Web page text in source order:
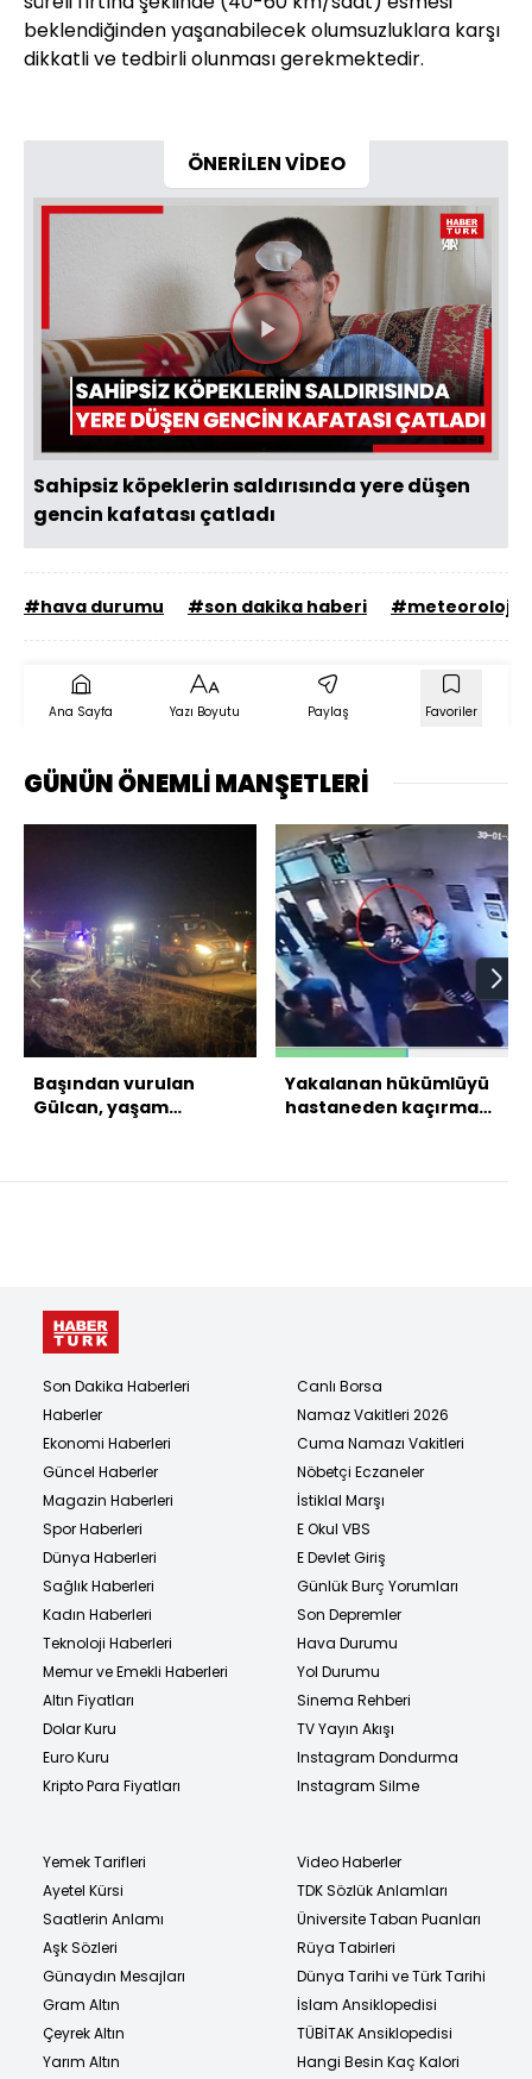
beklendiğinden yaşanabilecek olumsuzluklara karşı
dikkatli ve tedbirli olunması gerekmektedir.
ÖNERİLEN VİDEO
Videoyu
Oynat
Sahipsiz köpeklerin saldırısında yere düşen
gencin kafatası çatladı
#hava durumu #son dakika haberi #meteoroloji
Ana Sayfa Yazı Boyutu Paylaş Favoriler
GÜNÜN ÖNEMLİ MANŞETLERİ
Başından vurulan
Gülcan, yaşam
Yakalanan hükümlüyü
hastaneden kaçırmak
Son Dakika Haberleri
Haberler
Ekonomi Haberleri
Güncel Haberler
Magazin Haberleri
Spor Haberleri
Dünya Haberleri
Sağlık Haberleri
Kadın Haberleri
Teknoloji Haberleri
Memur ve Emekli Haberleri
Altın Fiyatları
Dolar Kuru
Euro Kuru
Kripto Para Fiyatları
Canlı Borsa
Namaz Vakitleri 2026
Cuma Namazı Vakitleri
Nöbetçi Eczaneler
İstiklal Marşı
E Okul VBS
E Devlet Giriş
Günlük Burç Yorumları
Son Depremler
Hava Durumu
Yol Durumu
Sinema Rehberi
TV Yayın Akışı
Instagram Dondurma
Instagram Silme
Yemek Tarifleri
Ayetel Kürsi
Saatlerin Anlamı
Aşk Sözleri
Günaydın Mesajları
Gram Altın
Çeyrek Altın
Yarım Altın
Video Haberler
TDK Sözlük Anlamları
Üniversite Taban Puanları
Rüya Tabirleri
Dünya Tarihi ve Türk Tarihi
İslam Ansiklopedisi
TÜBİTAK Ansiklopedisi
Hangi Besin Kaç Kalori